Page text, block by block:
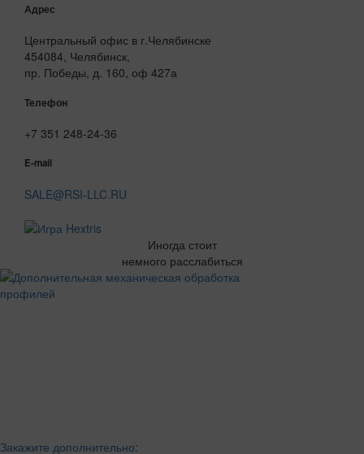
Адрес
Центральный офис в г.Челябинске
454084, Челябинск,
пр. Победы, д. 160, оф 427а
Телефон
+7 351 248-24-36
E-mail
SALE@RSI-LLC.RU
Иногда стоит
немного расслабиться
Закажите дополнительно: